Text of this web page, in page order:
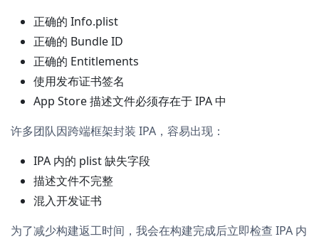
正确的 Info.plist
正确的 Bundle ID
正确的 Entitlements
使用发布证书签名
App Store 描述文件必须存在于 IPA 中
许多团队因跨端框架封装 IPA，容易出现：
IPA 内的 plist 缺失字段
描述文件不完整
混入开发证书
为了减少构建返工时间，我会在构建完成后立即检查 IPA 内